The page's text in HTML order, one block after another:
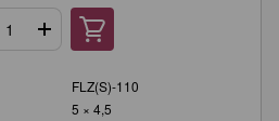
FLZ(S)-110
5 × 4,5